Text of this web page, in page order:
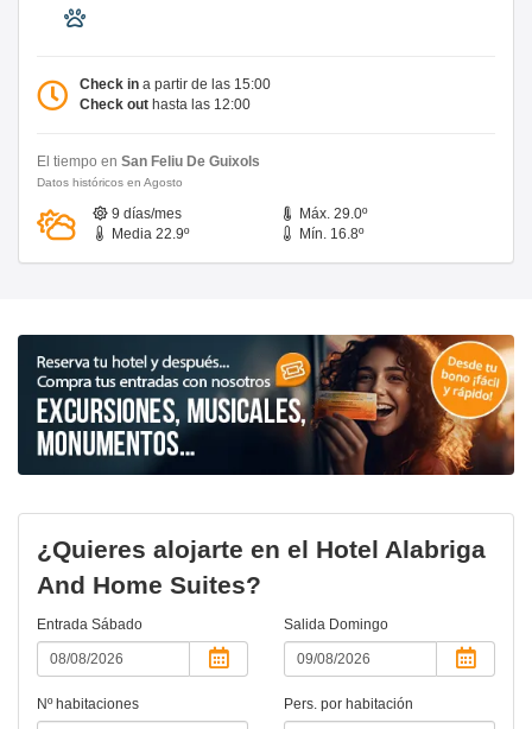
Check in a partir de las 15:00
Check out hasta las 12:00
El tiempo en San Feliu De Guixols
Datos históricos en Agosto
9 días/mes
Máx. 29.0º
Media 22.9º
Mín. 16.8º
¿Quieres alojarte en el Hotel Alabriga
And Home Suites?
Entrada Sábado Salida Domingo
Nº habitaciones Pers. por habitación